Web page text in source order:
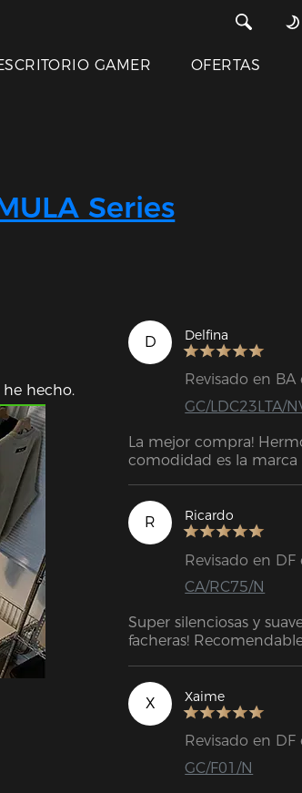
GAMER OFERTAS
Series
he hecho.
D Delfina
Revisado en
GC/LDC23LTA/
La mejor compra!
comodidad es la marca
R Ricardo
Revisado en
CA/RC75/N
Super silenciosas y
facheras!
X Xaime
Revisado en
GC/F01/N